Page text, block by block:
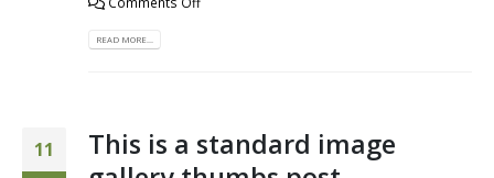
READ MORE...
11
This is a standard image